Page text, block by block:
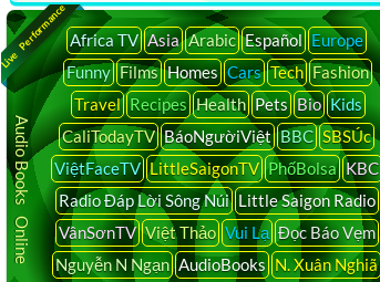
Live PerformanceAfrica TV Asia Arabic Español Europe
Funny Films Homes Cars Tech Fashion
Travel Recipes Health Pets Bio Kids
CaliTodayTV BáoNgườiViệt BBC SBSÚc
ViệtFaceTV LittleSaigonTV PhốBolsa KBC
Radio Đáp Lời Sông Núi Little Saigon Radio
VânSơnTV Việt Thảo Vui Lạ Đọc Báo Vẹm
Nguyễn N Ngạn AudioBooks N. Xuân Nghiã
Audio Books Online